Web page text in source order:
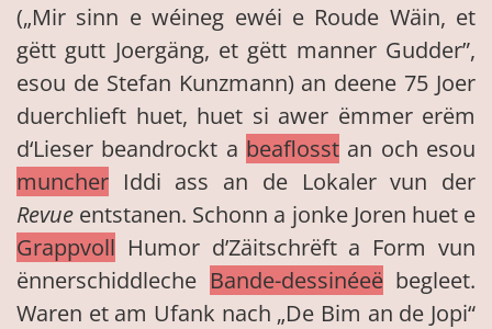
(„Mir sinn e wéineg ewéi e Roude Wäin, et
gëtt gutt Joergäng, et gëtt manner Gudder”,
esou de Stefan Kunzmann) an deene 75 Joer
duerchlieft huet, huet si awer ëmmer erëm
d‘Lieser beandrockt a beaflosst an och esou
muncher Iddi ass an de Lokaler vun der
Revue entstanen. Schonn a jonke Joren huet e
Grappvoll Humor d’Zäitschrëft a Form vun
ënnerschiddleche Bande-dessinéeëbegleet.
Waren et am Ufank nach „De Bim an de Jopi“